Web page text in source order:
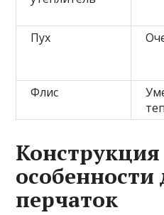
Пух
Флис
особенности
перчаток